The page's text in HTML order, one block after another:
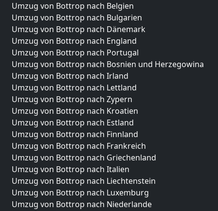
Umzug von Bottrop nach Belgien
Umzug von Bottrop nach Bulgarien
Umzug von Bottrop nach Dänemark
Umzug von Bottrop nach England
Umzug von Bottrop nach Portugal
Umzug von Bottrop nach Bosnien und Herzegowina
Umzug von Bottrop nach Irland
Umzug von Bottrop nach Lettland
Umzug von Bottrop nach Zypern
Umzug von Bottrop nach Kroatien
Umzug von Bottrop nach Estland
Umzug von Bottrop nach Finnland
Umzug von Bottrop nach Frankreich
Umzug von Bottrop nach Griechenland
Umzug von Bottrop nach Italien
Umzug von Bottrop nach Liechtenstein
Umzug von Bottrop nach Luxemburg
Umzug von Bottrop nach Niederlande